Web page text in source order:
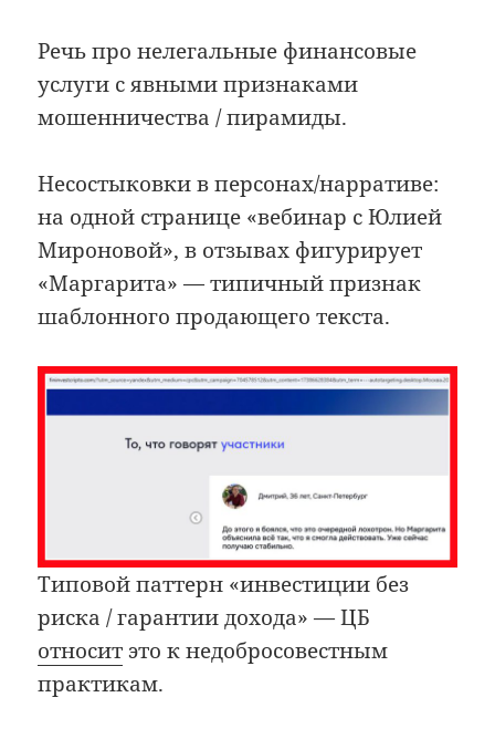
Речь про нелегальные финансовые
услуги с явными признаками
мошенничества / пирамиды.
Несостыковки в персонах/нарративе:
на одной странице «вебинар с Юлией
Мироновой», в отзывах фигурирует
«Маргарита» — типичный признак
шаблонного продающего текста.
Типовой паттерн «инвестиции без
риска / гарантии дохода» — ЦБ
относитэто к недобросовестным
практикам.